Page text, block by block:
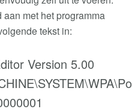
met het programma
tekst in:
Version 5.00